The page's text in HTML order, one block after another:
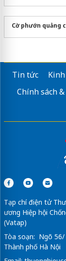
Cờ phướn quảng
Tin tức
Chính sách
Tạp chí điện tử
ương Hiệp hội
(Vatap)
Tòa soạn: Ngõ 56/
Thành phố Hà Nội